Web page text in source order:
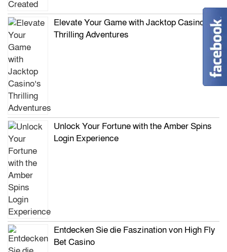
Elevate Your Game with Jacktop Casino’s
Thrilling Adventures
Unlock Your Fortune with the Amber Spins
Login Experience
Entdecken Sie die Faszination von High Fly
Bet Casino